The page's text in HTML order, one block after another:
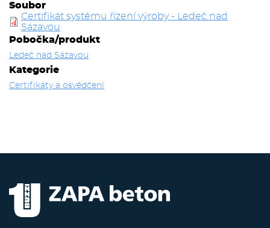
Soubor
Certifikát systému řízení výroby - Ledeč nad
Sázavou
Pobočka/produkt
Ledeč nad Sázavou
Kategorie
Certifikáty a osvědčení